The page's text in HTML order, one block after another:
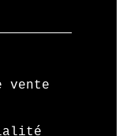
vente